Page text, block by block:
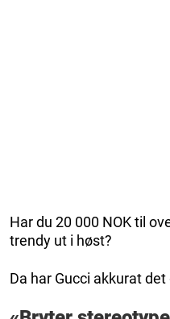
Har du 20 000 NOK til
trendy ut i høst?
Da har Gucci akkurat